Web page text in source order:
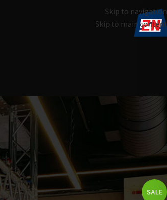
Skip to navigation
Skip to main content
עמוד הבית מוצרים המתויגים “נינג'ה לבית”
SALE